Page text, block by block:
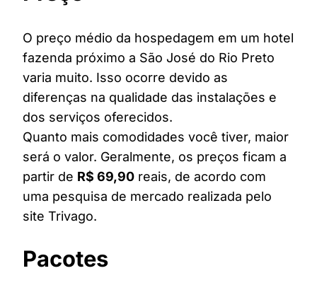
O preço médio da hospedagem em um hotel
fazenda próximo a São José do Rio Preto
varia muito. Isso ocorre devido as
diferenças na qualidade das instalações e
dos serviços oferecidos.
Quanto mais comodidades você tiver, maior
será o valor. Geralmente, os preços ficam a
partir de R$ 69,90 reais, de acordo com
uma pesquisa de mercado realizada pelo
site Trivago.
Pacotes